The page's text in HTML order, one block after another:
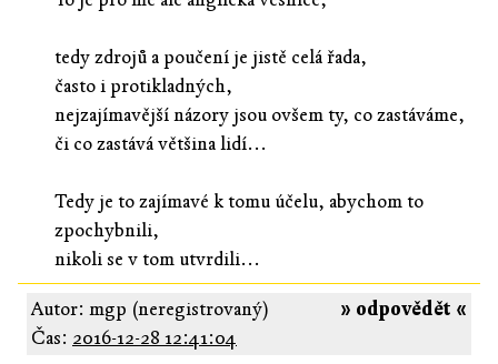
tedy zdrojů a poučení je jistě celá řada,
často i protikladných,
nejzajímavější názory jsou ovšem ty, co zastáváme,
či co zastává většina lidí...
Tedy je to zajímavé k tomu účelu, abychom to
zpochybnili,
nikoli se v tom utvrdili...
» odpovědět «
Autor: mgp (neregistrovaný)
Čas: 2016-12-28 12:41:04